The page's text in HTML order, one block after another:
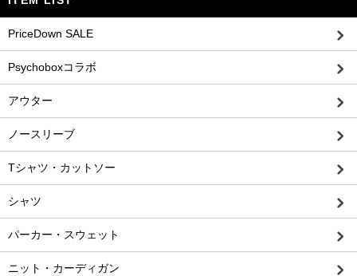
PriceDown SALE
Psychoboxコラボ
アウター
ノースリーブ
Tシャツ・カットソー
シャツ
パーカー・スウェット
ニット・カーディガン